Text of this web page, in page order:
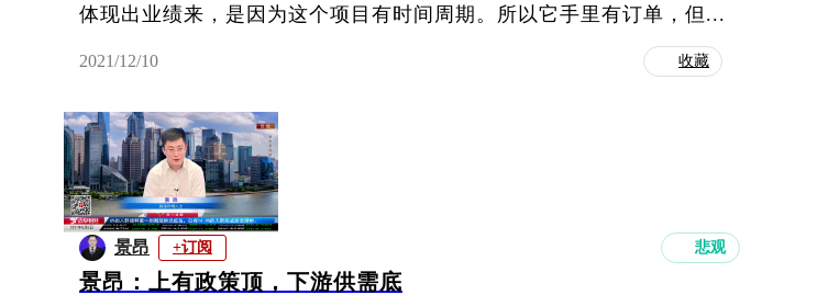
体现出业绩来，是因为这个项目有时间周期。所以它手里有订单，但...
2021/12/10 收藏
景昂 +订阅 悲观
景昂：上有政策顶，下游供需底